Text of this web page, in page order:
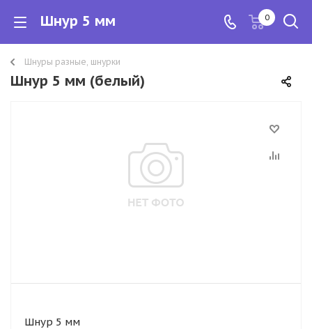
Шнур 5 мм 0
Шнуры разные, шнурки
Шнур 5 мм (белый)
Шнур 5 мм